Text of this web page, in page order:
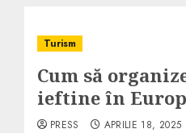
Turism
Cum să
ieftine în
PRESS APRILIE 18, 2025